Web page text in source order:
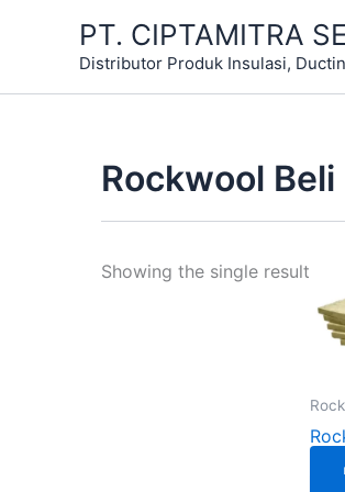
PT. CIPTAMITRA
Distributor Produk Insulasi,
Rockwool Beli
Showing the single result